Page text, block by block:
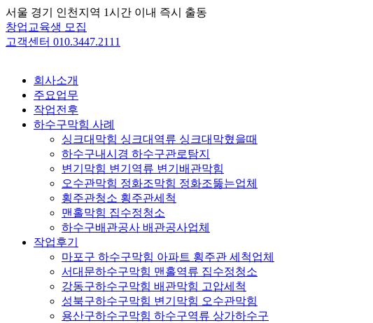
Skip
to
content
서울 경기 인천지역 1시간 이내 즉시 출동
창업교육생 모집
고객센터 010.3447.2111
회사소개
주요업무
작업전후
하수구막힘 사례
싱크대막힘 싱크대역류 싱크대막혔을때
하수구내시경 하수구관로탐지
변기막힘 변기역류 변기배관막힘
오수관막힘 정화조막힘 정화조뚫는업체
횡주관청소 횡주관세척
맨홀막힘 집수정청소
하수구배관공사 배관공사업체
작업후기
마포구 하수구막힘 아파트 횡주관 세척업체
서대문하수구막힘 맨홀역류 집수정청소
강동구하수구막힘 배관막힘 고압세척
성북구하수구막힘 변기막힘 오수관막힘
용산구하수구막힘 하수구역류 상가하수구